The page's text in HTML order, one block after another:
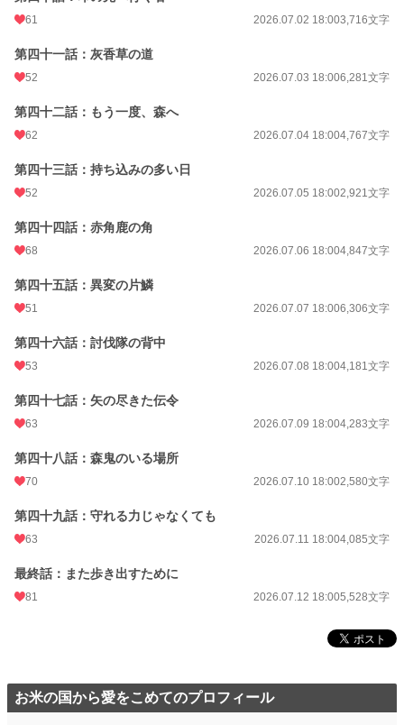
61 2026.07.02 18:003,716文字
第四十一話：灰香草の道
52 2026.07.03 18:006,281文字
第四十二話：もう一度、森へ
62 2026.07.04 18:004,767文字
第四十三話：持ち込みの多い日
52 2026.07.05 18:002,921文字
第四十四話：赤角鹿の角
68 2026.07.06 18:004,847文字
第四十五話：異変の片鱗
51 2026.07.07 18:006,306文字
第四十六話：討伐隊の背中
53 2026.07.08 18:004,181文字
第四十七話：矢の尽きた伝令
63 2026.07.09 18:004,283文字
第四十八話：森鬼のいる場所
70 2026.07.10 18:002,580文字
第四十九話：守れる力じゃなくても
63 2026.07.11 18:004,085文字
最終話：また歩き出すために
81 2026.07.12 18:005,528文字
お米の国から愛をこめてのプロフィール